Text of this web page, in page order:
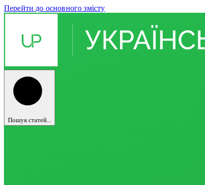
Перейти до основного змісту
Пошук статей...